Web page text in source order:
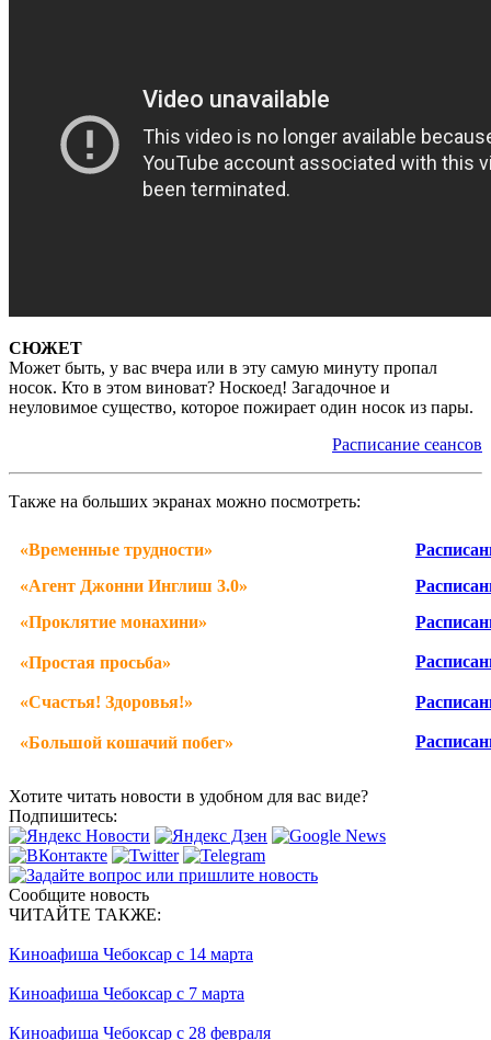
СЮЖЕТ
Может быть, у вас вчера или в эту самую минуту пропал
носок. Кто в этом виноват? Носкоед! Загадочное и
неуловимое существо, которое пожирает один носок из пары.
Расписание сеансов
Также на больших экранах можно посмотреть:
«Временные трудности»
«Агент Джонни Инглиш 3.0»
«Проклятие монахини»
«Простая просьба»
«Счастья! Здоровья!»
«Большой кошачий побег»
Хотите читать новости в удобном для вас виде?
Подпишитесь:
Сообщите новость
ЧИТАЙТЕ ТАКЖЕ:
Киноафиша Чебоксар с 14 марта
Киноафиша Чебоксар с 7 марта
Киноафиша Чебоксар с 28 февраля